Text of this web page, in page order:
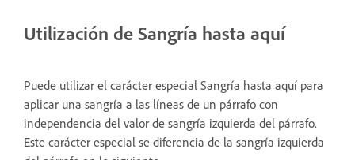
Utilización de Sangría hasta aquí
Puede utilizar el carácter especial Sangría hasta aquí para
aplicar una sangría a las líneas de un párrafo con
independencia del valor de sangría izquierda del párrafo.
Este carácter especial se diferencia de la sangría izquierda